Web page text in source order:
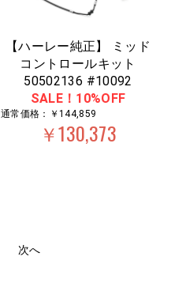
【ハーレー純正】 ミッド
コントロールキット
50502136 #10092
SALE！10%OFF
通常価格：￥144,859
￥130,373
次へ